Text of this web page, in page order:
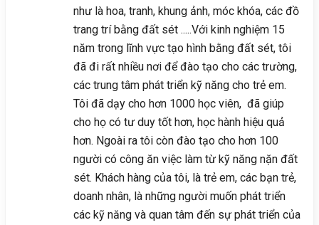
như là hoa, tranh, khung ảnh, móc khóa, các đồ
trang trí bằng đất sét .....Với kinh nghiệm 15
năm trong lĩnh vực tạo hình bằng đất sét, tôi
đã đi rất nhiều nơi để đào tạo cho các trường,
các trung tâm phát triển kỹ năng cho trẻ em.
Tôi đã dạy cho hơn 1000 học viên, đã giúp
cho họ có tư duy tốt hơn, học hành hiệu quả
hơn. Ngoài ra tôi còn đào tạo cho hơn 100
người có công ăn việc làm từ kỹ năng nặn đất
sét. Khách hàng của tôi, là trẻ em, các bạn trẻ,
doanh nhân, là những người muốn phát triển
các kỹ năng và quan tâm đến sự phát triển của